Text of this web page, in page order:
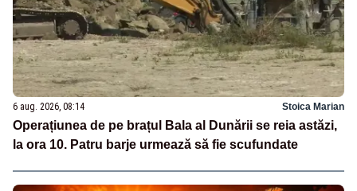
6 aug. 2026, 08:14 Stoica Marian
Operațiunea de pe brațul Bala al Dunării se reia astăzi,
la ora 10. Patru barje urmează să fie scufundate